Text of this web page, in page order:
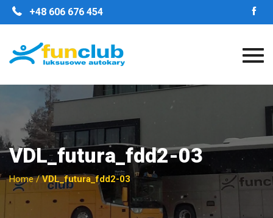
GALERIA
OPINIE
KONTAKT
+48 606 676 454
VDL_futura_fdd2-03
Home/VDL_futura_fdd2-03